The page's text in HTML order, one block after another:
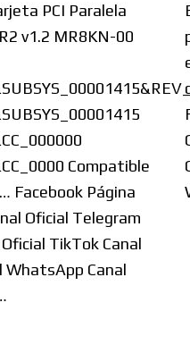
PCI Paralela
v1.2 MR8KN-00
Compatible
Facebook Página
Oficial Telegram
TikTok Canal
WhatsApp Canal